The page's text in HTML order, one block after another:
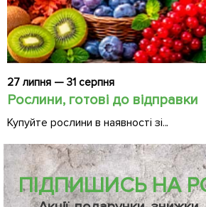
27 липня — 31 серпня
Рослини, готові до відправки
Купуйте рослини в наявності зі...
ПІДПИШИСЬ НА